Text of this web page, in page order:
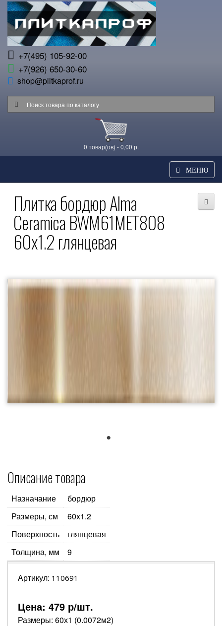
+7(495) 105-92-00
+7(926) 650-30-60
shop@plitkaprof.ru
0 товар(ов) - 0,00 р.
МЕНЮ
Плитка бордюр Alma
Ceramica BWM61MET808
60x1.2 глянцевая
Описание товара
Назначание
бордюр
Размеры, см
60x1.2
Поверхность
глянцевая
Толщина, мм
9
Артикул: 110691
Цена: 479 р/шт.
Размеры: 60х1 (0.0072м2)